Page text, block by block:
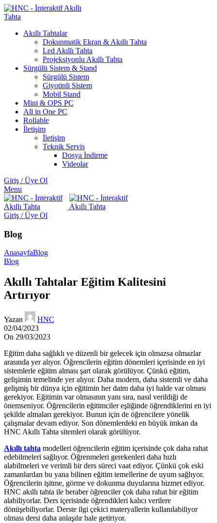
Akıllı Tahtalar
Dokunmatik Ekran & Akıllı Tahta
Led Akıllı Tahta
Projeksiyonlu Akıllı Tahta
Sürgülü Sistem & Stand
Sürgülü Sistem
Giyotinli Sistem
Mobil Stand
Mini & OPS PC
All in One PC
Rollable
İletişim
İletişim
Teknik Servis
Dosya İndirme
Videolar
Giriş / Üye Ol
Menu
Giriş / Üye Ol
Blog
AnasayfaBlog
Blog
Akıllı Tahtalar Eğitim Kalitesini
Artırıyor
Yazan
HNC
02/04/2023
On 29/03/2023
Eğitim daha sağlıklı ve düzenli bir gelecek için olmazsa olmazlar
arasında yer alıyor. Öğrencilerin eğitim dönemleri içerisinde en iyi
sistemlerle eğitim alması şart olarak görülüyor. Çünkü eğitim,
gelişimin temelinde yer alıyor. Daha modern, daha sistemli ve daha
gelişmiş bir dünya için eğitimin her daim daha iyi halde var olması
gerekiyor. Eğitimin var olmasının yanı sıra, nasıl verildiği de
önemseniyor. Öğrencilerin eğitimciler eşliğinde öğrendiklerini en iyi
şekilde almaları gerekiyor. Bunun için de öğrencilere yönelik
çalışmalar devam ediyor. Son dönemlerdeki en büyük imkan da
HNC Akıllı Tahta sitemleri olarak görülüyor.
Akıllı tahta modelleri öğrencilerin eğitim içerisinde çok daha rahat
edebilmeleri sağlıyor. Öğrenmeleri gerekenleri daha hızlı
alabilmeleri ve verimli bir ders süreci vaat ediyor. Çünkü çok eski
zamanlardan bu yana bilinen eğitim temellerine de uyum sağlıyor.
Öğrencilerin işitme, görme ve dokunma duyularına hizmet ediyor.
HNC akıllı tahta ile beraber öğrenciler çok daha rahat bir eğitim
alabiliyorlar. Ders içerisinde öğrendikleri kalıcı verilere
dönüşebiliyorlar. Derste ilgi çekici materyallerin kullanılabiliyor
olması dersi daha anlaşılır hale getiriyor.